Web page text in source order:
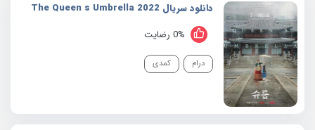
دانلود سریال 2022 The Queen s Umbrella
0% رضایت
درام کمدی